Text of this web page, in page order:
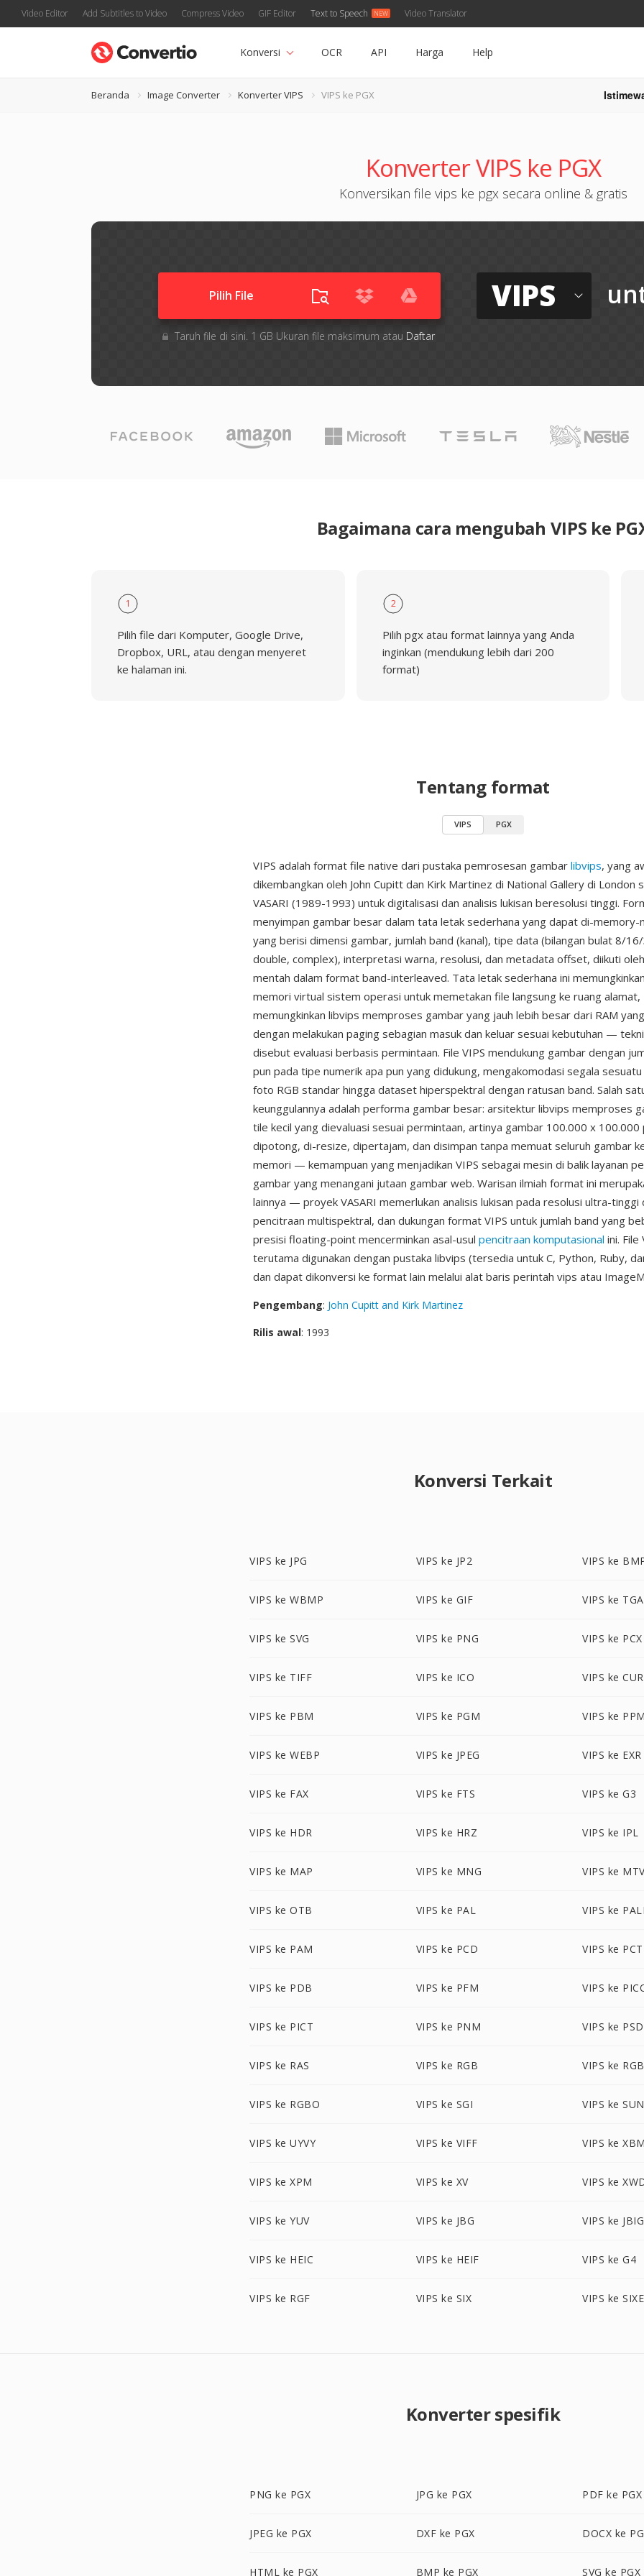
Video Editor Add Subtitles to Video Compress Video GIF Editor Text to Speech Video Translator
Konversi OCR API Harga Help
Beranda Image Converter Konverter VIPS VIPS ke PGX
Konverter VIPS ke PGX
Konversikan file vips ke pgx secara online & gratis
Pilih File
Taruh file di sini. 1 GB Ukuran file maksimum atau Daftar
VIPS
Bagaimana cara mengubah VIPS ke
1
Pilih file dari Komputer, Google Drive,
Dropbox, URL, atau dengan menyeret
ke halaman ini.
2
Pilih pgx atau format lainnya yang Anda
inginkan (mendukung lebih dari 200
format)
Tentang format
VIPS PGX
VIPS adalah format file native dari pustaka pemrosesan gambar libvips, yang
dikembangkan oleh John Cupitt dan Kirk Martinez di National Gallery di London
VASARI (1989-1993) untuk digitalisasi dan analisis lukisan beresolusi tinggi.
menyimpan gambar besar dalam tata letak sederhana yang dapat di-memory-
yang berisi dimensi gambar, jumlah band (kanal), tipe data (bilangan bulat 8/
double, complex), interpretasi warna, resolusi, dan metadata offset, diikuti
mentah dalam format band-interleaved. Tata letak sederhana ini
memori virtual sistem operasi untuk memetakan file langsung ke ruang alamat,
memungkinkan libvips memproses gambar yang jauh lebih besar dari RAM
dengan melakukan paging sebagian masuk dan keluar sesuai kebutuhan —
disebut evaluasi berbasis permintaan. File VIPS mendukung gambar dengan
pun pada tipe numerik apa pun yang didukung, mengakomodasi segala
foto RGB standar hingga dataset hiperspektral dengan ratusan band. Salah
keunggulannya adalah performa gambar besar: arsitektur libvips memproses
tile kecil yang dievaluasi sesuai permintaan, artinya gambar 100.000 x 100.000
dipotong, di-resize, dipertajam, dan disimpan tanpa memuat seluruh gambar
memori — kemampuan yang menjadikan VIPS sebagai mesin di balik layanan
gambar yang menangani jutaan gambar web. Warisan ilmiah format ini
lainnya — proyek VASARI memerlukan analisis lukisan pada resolusi ultra-tinggi
pencitraan multispektral, dan dukungan format VIPS untuk jumlah band yang
presisi floating-point mencerminkan asal-usul pencitraan komputasional ini. File
terutama digunakan dengan pustaka libvips (tersedia untuk C, Python, Ruby,
dan dapat dikonversi ke format lain melalui alat baris perintah vips atau
Pengembang: John Cupitt and Kirk Martinez
Rilis awal: 1993
Konversi Terkait
VIPS ke JPG VIPS ke JP2 VIPS ke
VIPS ke WBMP VIPS ke GIF VIPS ke TGA
VIPS ke SVG VIPS ke PNG VIPS ke PCX
VIPS ke TIFF VIPS ke ICO VIPS ke CUR
VIPS ke PBM VIPS ke PGM VIPS ke
VIPS ke WEBP VIPS ke JPEG VIPS ke EXR
VIPS ke FAX VIPS ke FTS VIPS ke G3
VIPS ke HDR VIPS ke HRZ VIPS ke IPL
VIPS ke MAP VIPS ke MNG VIPS ke
VIPS ke OTB VIPS ke PAL VIPS ke
VIPS ke PAM VIPS ke PCD VIPS ke PCT
VIPS ke PDB VIPS ke PFM VIPS ke
VIPS ke PICT VIPS ke PNM VIPS ke PSD
VIPS ke RAS VIPS ke RGB VIPS ke
VIPS ke RGBO VIPS ke SGI VIPS ke SUN
VIPS ke UYVY VIPS ke VIFF VIPS ke
VIPS ke XPM VIPS ke XV VIPS ke
VIPS ke YUV VIPS ke JBG VIPS ke JBIG
VIPS ke HEIC VIPS ke HEIF VIPS ke G4
VIPS ke RGF VIPS ke SIX VIPS ke
Konverter spesifik
PNG ke PGX JPG ke PGX PDF ke PGX
JPEG ke PGX DXF ke PGX DOCX ke
HTML ke PGX BMP ke PGX SVG ke PGX